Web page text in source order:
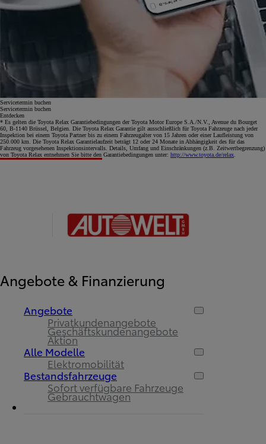
Servicetermin buchen
Servicetermin buchen
Entdecken
* Es gelten die Toyota Relax Garantiebedingungen der Toyota Motor Europe S.A./N.V., Avenue du Bourget
60, B-1140 Brüssel, Belgien. Die Toyota Relax Garantie gilt ausschließlich für Toyota Fahrzeuge nach jeder
Inspektion bei einem Toyota Partner bis zu einem Fahrzeugalter von 15 Jahren oder einer Laufleistung von
250.000 km. Die Toyota Relax Garantielaufzeit beträgt 12 oder 24 Monate in Abhängigkeit des für das
Fahrzeug vorgesehenen Inspektionsintervalls. Details, Umfang und Einschränkungen (z.B. Zeitwertbegrenzung)
von Toyota Relax entnehmen Sie bitte den Garantiebedingungen unter: http://www.toyota.de/relax.
Angebote & Finanzierung
Angebote
Privatkundenangebote
Geschäftskundenangebote
Aktion
Alle Modelle
Elektromobilität
Bestandsfahrzeuge
Sofort verfügbare Fahrzeuge
Gebrauchtwagen